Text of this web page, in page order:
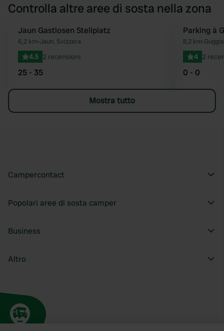
Controlla altre aree di sosta nella zona
Preferito
Jaun Gastlosen Stellplatz
6,2 km•Jaun, Svizzera
4.5 2 recensioni
25 - 35
Parking à
8,2 km•
4 2
0 - 0
Mostra tutto
Campercontact
Popolari aree di sosta camper
Business
Altro